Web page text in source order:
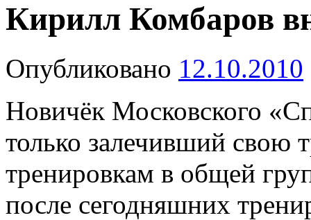
Кирилл Комбаров
Опубликовано 12.10.2010
Новичёк Московского
только залечивший свою
тренировкам в общей
после сегодняшних